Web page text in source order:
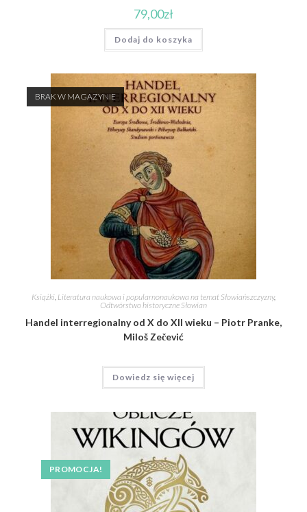
79,00zł
Dodaj do koszyka
BRAK W MAGAZYNIE
Książki, Literatura naukowa i popularnonaukowa na temat Słowiańszczyzny,
Odtwórstwo historyczne Słowian
Handel interregionalny od X do XII wieku – Piotr Pranke,
Miloš Zečević
Dowiedz się więcej
PROMOCJA!